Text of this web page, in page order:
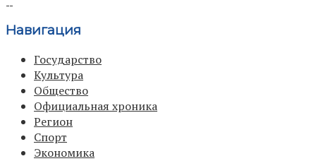
Навигация
Государство
Культура
Общество
Официальная хроника
Регион
Спорт
Экономика